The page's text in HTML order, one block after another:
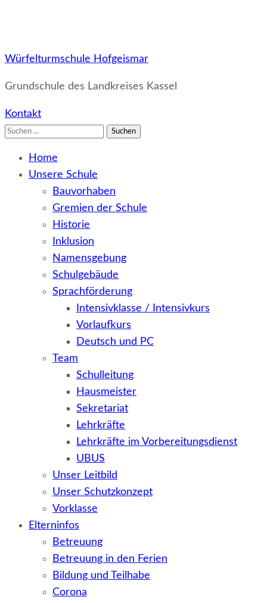
Würfelturmschule Hofgeismar
Grundschule des Landkreises Kassel
Kontakt
Suchen
Home
Unsere Schule
Bauvorhaben
Gremien der Schule
Historie
Inklusion
Namensgebung
Schulgebäude
Sprachförderung
Intensivklasse / Intensivkurs
Vorlaufkurs
Deutsch und PC
Team
Schulleitung
Hausmeister
Sekretariat
Lehrkräfte
Lehrkräfte im Vorbereitungsdienst
UBUS
Unser Leitbild
Unser Schutzkonzept
Vorklasse
Elterninfos
Betreuung
Betreuung in den Ferien
Bildung und Teilhabe
Corona